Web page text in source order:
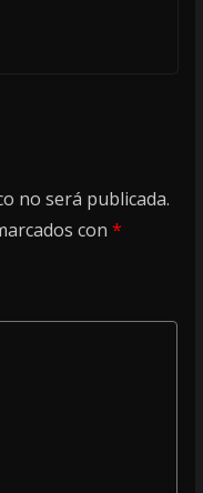
no será publicada.
con *